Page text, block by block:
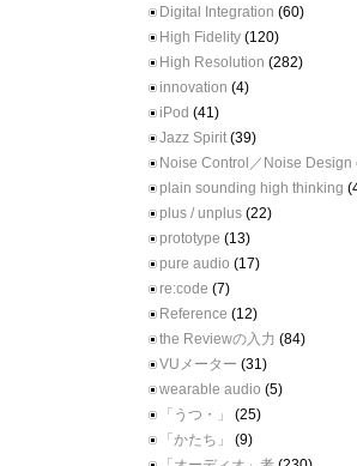
Digital Integration (60)
High Fidelity (120)
High Resolution (282)
innovation (4)
iPod (41)
Jazz Spirit (39)
Noise Control／Noise Design
plain sounding high thinking
plus / unplus (22)
prototype (13)
pure audio (17)
re:code (7)
Reference (12)
the Reviewの入力 (84)
VUメーター (31)
wearable audio (5)
「うつ・」
(25)
「かたち」
(9)